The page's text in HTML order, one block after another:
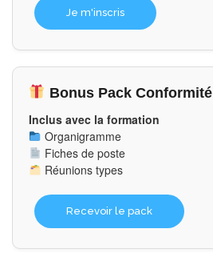
Je m'inscris
Bonus Pack Conformité
Inclus avec la formation
Organigramme
Fiches de poste
Réunions types
Recevoir le pack